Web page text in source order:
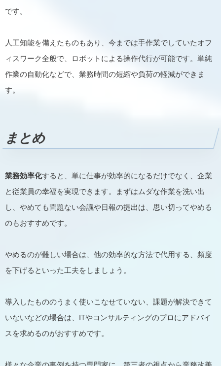
です。
人工知能を備えたものもあり、今までは手作業でしていたオフ
ィスワーク全般で、ロボットによる操作代行が可能です。単純
作業の自動化などで、業務時間の短縮や負荷の軽減ができま
す。
まとめ
業務効率化すると、単に仕事が効率的になるだけでなく、企業
と従業員の幸福を実現できます。まずはムダな作業を洗い出
し、やめても問題ない会議や日報の提出は、思い切ってやめる
のもおすすめです。
やめるのが難しい場合は、他の効率的な方法で代用する、頻度
を下げるといった工夫をしましょう。
導入したもののうまく使いこなせていない、課題が解決できて
いないなどの場合は、ITやコンサルティングのプロにアドバイ
スを求めるのがおすすめです。